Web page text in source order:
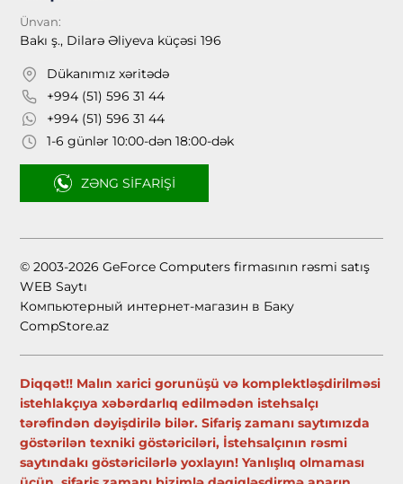
Ünvan:
Bakı ş., Dilarə Əliyeva küçəsi 196
Dükanımız xəritədə
+994 (51) 596 31 44
+994 (51) 596 31 44
1-6 günlər 10:00-dən 18:00-dək
ZƏNG SIFARIŞI
© 2003-2026 GeForce Computers firmasının rəsmi satış
WEB Saytı
Компьютерный интернет-магазин в Баку
CompStore.az
Diqqət!! Malın xarici gorunüşü və komplektləşdirilməsi
istehlakçıya xəbərdarlıq edilmədən istehsalçı
tərəfindən dəyişdirilə bilər. Sifariş zamanı saytımızda
göstərilən texniki göstəriciləri, İstehsalçının rəsmi
saytındakı göstəricilərlə yoxlayın! Yanlışlıq olmaması